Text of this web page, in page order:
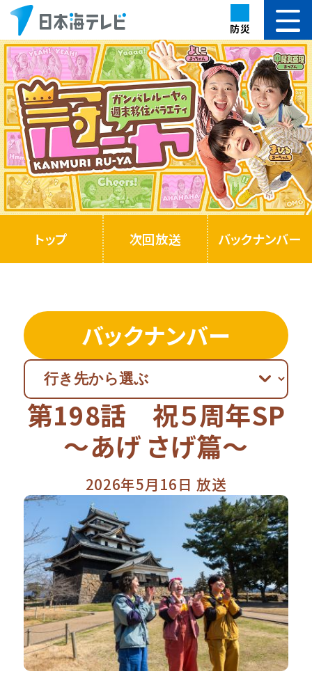
防災
トップ 次回放送 バックナンバー
バックナンバー
第198話 祝５周年SP
～あげ さげ篇～
2026年5月16日 放送